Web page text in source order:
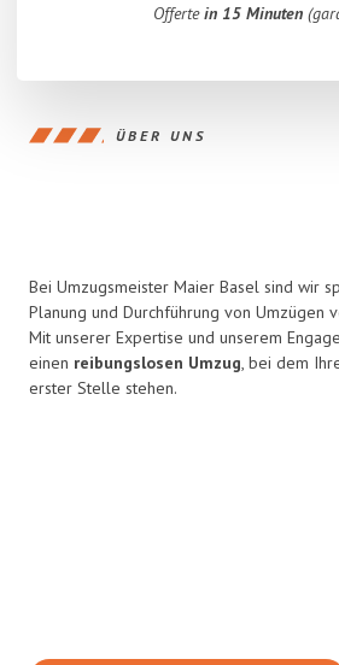
Offertein 15 Minuten
ÜBER UNS
Bei Umzugsmeister Maier Basel sind wir
Planung und Durchführung von Umzügen
Mit unserer Expertise und unserem
einen reibungslosen Umzug, bei dem
erster Stelle stehen.